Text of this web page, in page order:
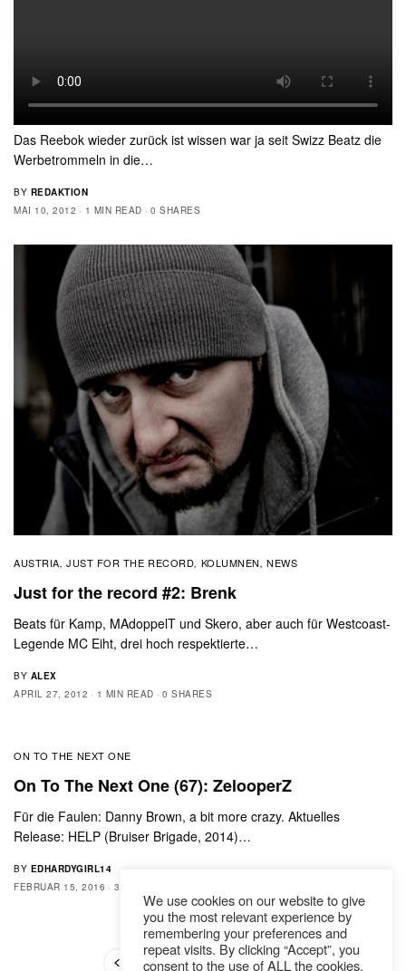
Das Reebok wieder zurück ist wissen war ja seit Swizz Beatz die
Werbetrommeln in die…
BY REDAKTION
MAI 10, 2012
1 MIN READ 0 SHARES
AUSTRIA, JUST FOR THE RECORD, KOLUMNEN,NEWS
Just for the record #2: Brenk
Beats für Kamp, MAdoppelT und Skero, aber auch für Westcoast-
Legende MC Eiht, drei hoch respektierte…
BY ALEX
APRIL 27, 2012
1 MIN READ 0 SHARES
ON TO THE NEXT ONE
On To The Next One (67): ZelooperZ
Für die Faulen: Danny Brown, a bit more crazy. Aktuelles
Release: HELP (Bruiser Brigade, 2014)…
BY EDHARDYGIRL14
FEBRUAR 15, 2016
3 MINS READ
1 … 3 4 5
We use cookies on our website to give
you the most relevant experience by
remembering your preferences and
repeat visits. By clicking “Accept”, you
consent to the use of ALL the cookies.